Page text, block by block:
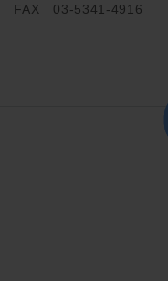
FAX 03-5341-4916